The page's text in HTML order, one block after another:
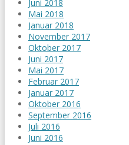
Juni 2018
Mai 2018
Januar 2018
November 2017
Oktober 2017
Juni 2017
Mai 2017
Februar 2017
Januar 2017
Oktober 2016
September 2016
Juli 2016
Juni 2016